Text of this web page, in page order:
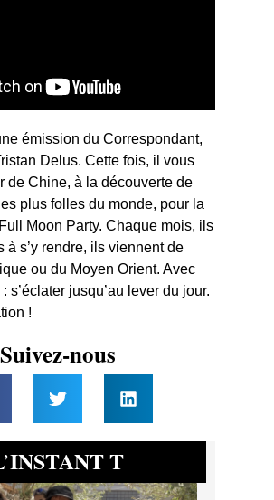
émission du Correspondant,
Delus. Cette fois, il vous
de Chine, à la découverte de
plus folles du monde, pour la
Moon Party. Chaque mois, ils
à s’y rendre, ils viennent de
ou du Moyen Orient. Avec
s’éclater jusqu’au lever du jour.
!
Suivez-nous
INSTANT T